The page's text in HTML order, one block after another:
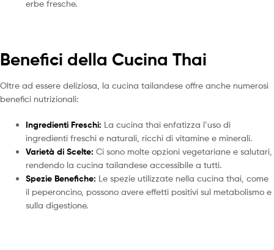
erbe fresche.
Benefici della Cucina Thai
Oltre ad essere deliziosa, la cucina tailandese offre anche numerosi
benefici nutrizionali:
Ingredienti Freschi: La cucina thai enfatizza l’uso di
ingredienti freschi e naturali, ricchi di vitamine e minerali.
Varietà di Scelte: Ci sono molte opzioni vegetariane e salutari,
rendendo la cucina tailandese accessibile a tutti.
Spezie Benefiche: Le spezie utilizzate nella cucina thai, come
il peperoncino, possono avere effetti positivi sul metabolismo e
sulla digestione.